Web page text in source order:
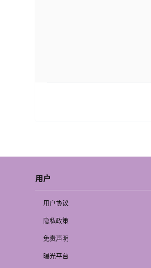
用户
用户协议
隐私政策
免责声明
曝光平台